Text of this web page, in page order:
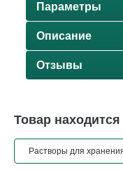
Параметры
Описание
Отзывы
Товар находится
Растворы для